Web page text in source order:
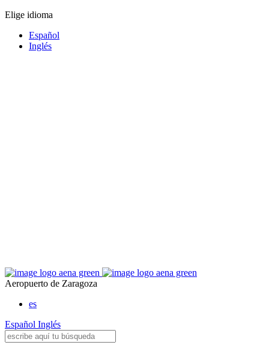
Elige idioma
Español
Inglés
Aeropuerto de Zaragoza
es
Español Inglés